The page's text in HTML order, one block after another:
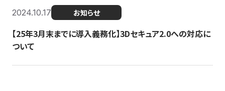
2024.10.17 お知らせ
【25年3月末までに導入義務化】3Dセキュア2.0への対応に
ついて